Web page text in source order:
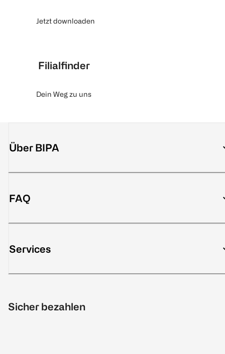
Jetzt downloaden
Filialfinder
Dein Weg zu uns
Über BIPA
FAQ
Services
Sicher bezahlen